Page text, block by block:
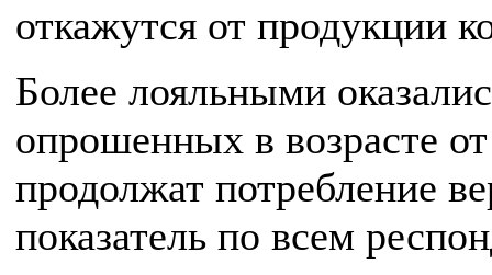
откажутся от продукции
Более лояльными
опрошенных в возрасте
продолжат потребление
показатель по всем